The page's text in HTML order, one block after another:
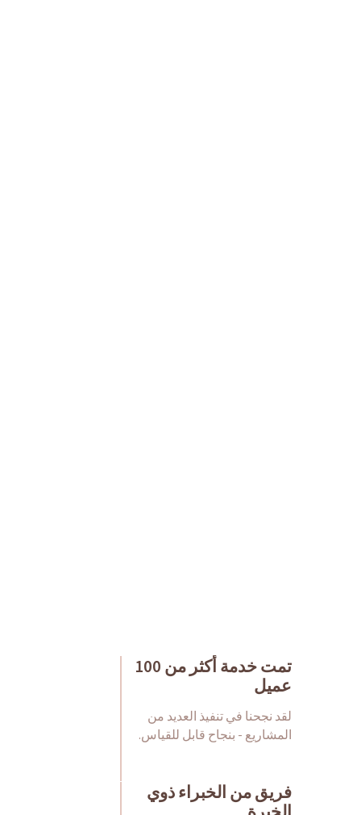
تمت خدمة أكثر من 100
عميل
لقد نجحنا في تنفيذ العديد من
المشاريع - بنجاح قابل للقياس.
فريق من الخبراء ذوي